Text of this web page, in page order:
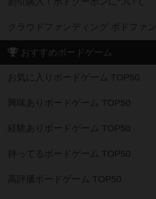
クラウドファンディング ボドファン
おすすめボードゲーム
お気に入りボードゲーム TOP50
興味ありボードゲーム TOP50
経験ありボードゲーム TOP50
持ってるボードゲーム TOP50
高評価ボードゲーム TOP50